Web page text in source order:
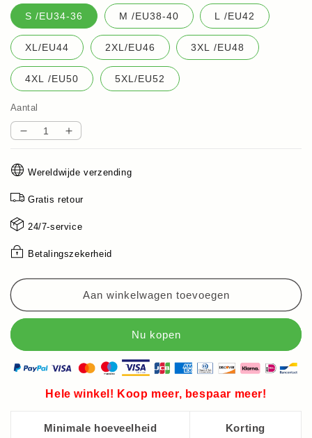
S /EU34-36 M /EU38-40 L /EU42
XL/EU44 2XL/EU46 3XL /EU48
4XL /EU50 5XL/EU52
Aantal
Aantal
voor
Vrouwen
O-
mouwloze
met
Aantal
voor
🔥
Vrouwen
O-
mouwloze
met
print
Wereldwijde verzending
Gratis retour
24/7-service
Betalingszekerheid
Aan winkelwagen toevoegen
Hele winkel! Koop meer, bespaar meer!
Minimale hoeveelheid Korting